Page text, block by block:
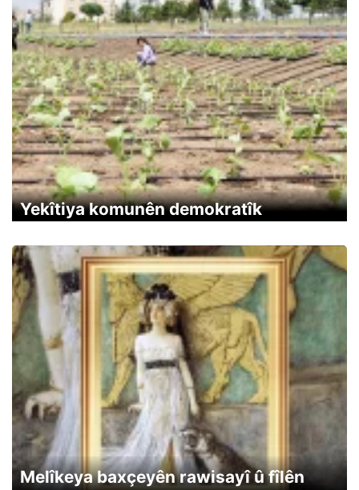
Yekîtiya komunên demokratîk
Melîkeya baxçeyên rawisayî û fîlên